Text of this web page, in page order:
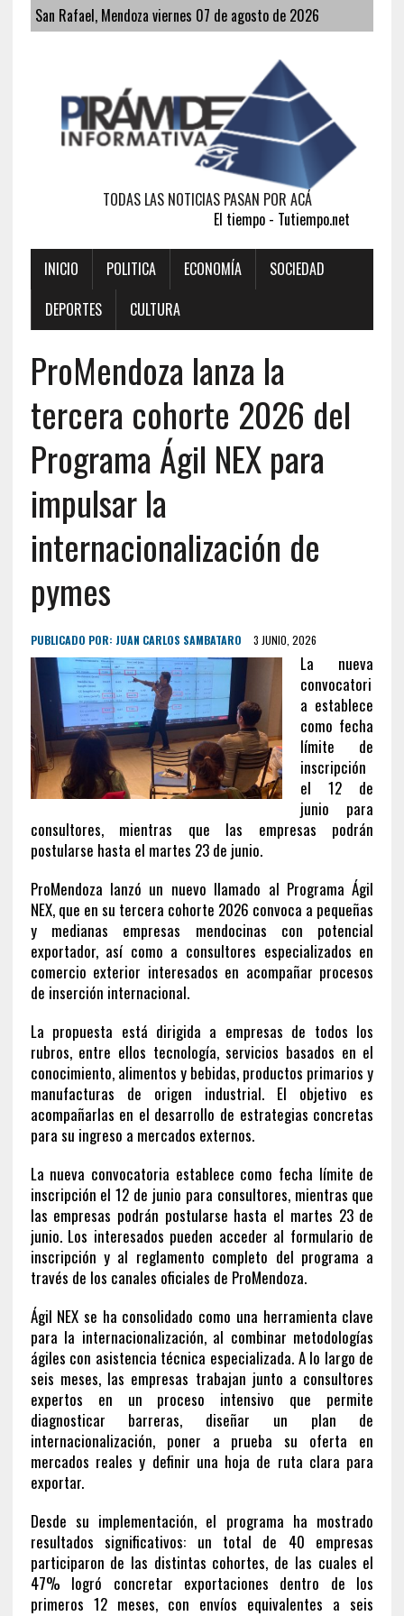
San Rafael, Mendoza viernes 07 de agosto de 2026
TODAS LAS NOTICIAS PASAN POR ACÁ
El tiempo - Tutiempo.net
INICIO POLITICA ECONOMÍA
SOCIEDAD
DEPORTES
CULTURA
ProMendoza lanza la
tercera cohorte 2026 del
Programa Ágil NEX para
impulsar la
internacionalización de
pymes
PUBLICADO POR: JUAN CARLOS SAMBATARO 3 JUNIO, 2026
La nueva
convocatori
a establece
como fecha
límite de
inscripción
el 12 de
junio para
consultores, mientras que las empresas podrán
postularse hasta el martes 23 de junio.
ProMendoza lanzó un nuevo llamado al Programa Ágil
NEX, que en su tercera cohorte 2026 convoca a pequeñas
y medianas empresas mendocinas con potencial
exportador, así como a consultores especializados en
comercio exterior interesados en acompañar procesos
de inserción internacional.
La propuesta está dirigida a empresas de todos los
rubros, entre ellos tecnología, servicios basados en el
conocimiento, alimentos y bebidas, productos primarios y
manufacturas de origen industrial. El objetivo es
acompañarlas en el desarrollo de estrategias concretas
para su ingreso a mercados externos.
La nueva convocatoria establece como fecha límite de
inscripción el 12 de junio para consultores, mientras que
las empresas podrán postularse hasta el martes 23 de
junio. Los interesados pueden acceder al formulario de
inscripción y al reglamento completo del programa a
través de los canales oficiales de ProMendoza.
Ágil NEX se ha consolidado como una herramienta clave
para la internacionalización, al combinar metodologías
ágiles con asistencia técnica especializada. A lo largo de
seis meses, las empresas trabajan junto a consultores
expertos en un proceso intensivo que permite
diagnosticar barreras, diseñar un plan de
internacionalización, poner a prueba su oferta en
mercados reales y definir una hoja de ruta clara para
exportar.
Desde su implementación, el programa ha mostrado
resultados significativos: un total de 40 empresas
participaron de las distintas cohortes, de las cuales el
47% logró concretar exportaciones dentro de los
primeros 12 meses, con envíos equivalentes a seis